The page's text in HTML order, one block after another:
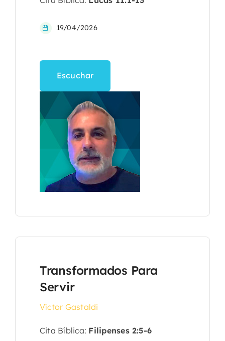
19/04/2026
Escuchar
Transformados Para
Servir
Víctor Gastaldi
Cita Bíblica: Filipenses 2:5-6